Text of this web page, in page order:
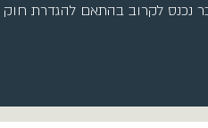
נכנס לקרוב בהתאם להגדרת חוק